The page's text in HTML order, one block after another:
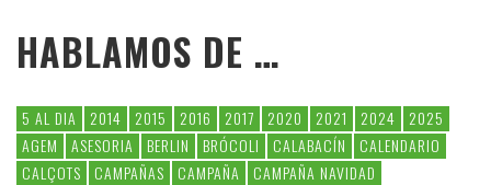
HABLAMOS DE …
5 AL DIA 2014 2015 2016 2017 2020 2021 2024
2025
AGEM
ASESORIA BERLIN BRÓCOLI CALABACÍN
CALENDARIO
CALÇOTS
CAMPAÑAS CAMPAÑA
CAMPAÑA NAVIDAD